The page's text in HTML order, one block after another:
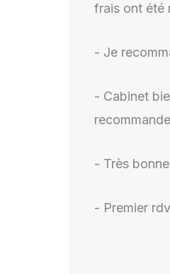
frais ont été
- Je
- Cabinet
- Très
- Premier